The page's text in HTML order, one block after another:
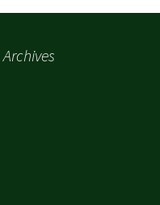
Archives